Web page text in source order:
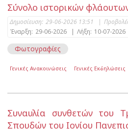
Σύνολο ιστορικών
Δημοσίευση: 29-06-2026 13:51 |
Έναρξη: 29-06-2026 | Λήξη: 10-07-2026
Φωτογραφίες
Γενικές Ανακοινώσεις Γενικές Εκδηλώσεις
Συναυλία συνθετών του
Σπουδών του Ιονίου